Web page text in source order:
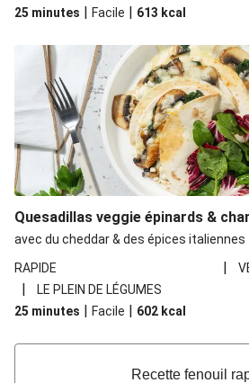
25 minutes | Facile | 613 kcal
Quesadillas veggie épinards &
avec du cheddar & des épices italiennes
RAPIDE
|
|
LE PLEIN DE LÉGUMES
25 minutes | Facile | 602 kcal
Recette fenouil